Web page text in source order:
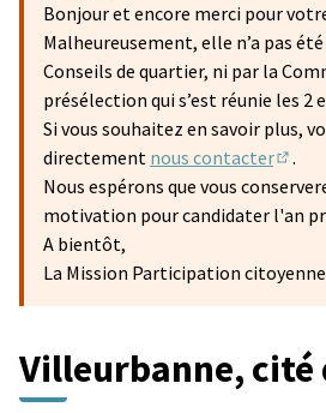
Bonjour et encore merci pour
Malheureusement, elle n’a pas
Conseils de quartier, ni par la
présélection qui s’est réunie les 2
Si vous souhaitez en savoir plus,
directement nous contacter
.
Nous espérons que vous
motivation pour candidater l'an
A bientôt,
La Mission Participation citoyenne
Villeurbanne, cité